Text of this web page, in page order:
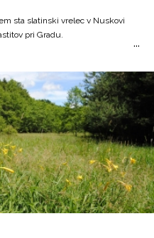
sta slatinski vrelec v Nuskovi
pri Gradu.